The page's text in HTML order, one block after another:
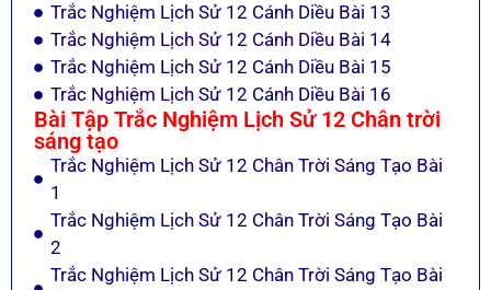
Trắc Nghiệm Lịch Sử 12 Cánh Diều Bài 13
Trắc Nghiệm Lịch Sử 12 Cánh Diều Bài 14
Trắc Nghiệm Lịch Sử 12 Cánh Diều Bài 15
Trắc Nghiệm Lịch Sử 12 Cánh Diều Bài 16
Bài Tập Trắc Nghiệm Lịch Sử 12 Chân trời
sáng tạo
Trắc Nghiệm Lịch Sử 12 Chân Trời Sáng Tạo Bài
1
Trắc Nghiệm Lịch Sử 12 Chân Trời Sáng Tạo Bài
2
Trắc Nghiệm Lịch Sử 12 Chân Trời Sáng Tạo Bài